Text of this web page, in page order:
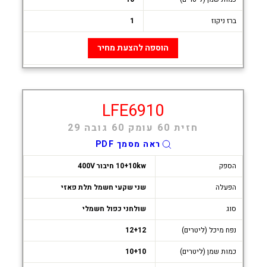
ברז ניקוז
1
הוספה להצעת מחיר
LFE6910
חזית 60 עומק 60 גובה 29
ראה מסמך PDF
הספק
10+10kw חיבור 400V
הפעלה
שני שקעי חשמל תלת פאזי
סוג
שולחני כפול חשמלי
נפח מיכל (ליטרים)
12+12
כמות שמן (ליטרים)
10+10